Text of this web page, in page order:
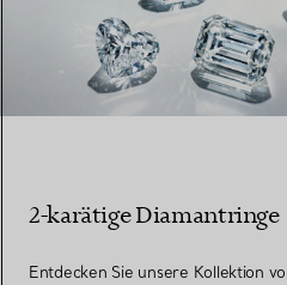
2-karätige Diamantringe
Entdecken Sie unsere Kollektion